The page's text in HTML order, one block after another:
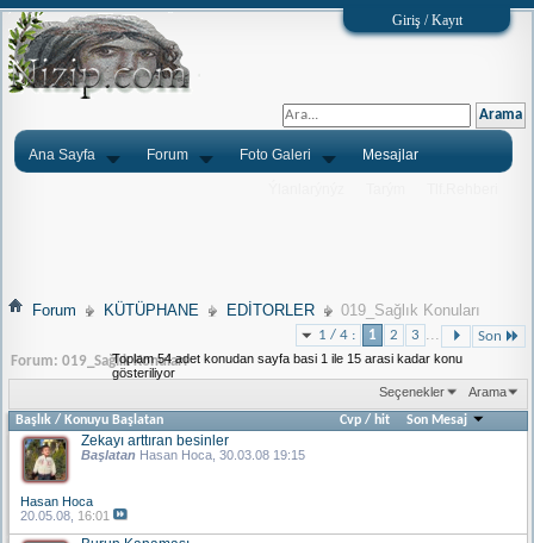
Giriş / Kayıt
Ana Sayfa Forum Foto Galeri Mesajlar
Forum KÜTÜPHANE EDİTORLER 019_Sağlık Konuları
1 / 4 : 1 2 3 ... Son
Toplam 54 adet konudan sayfa basi 1 ile 15 arasi kadar konu
gösteriliyor
Forum: 019_Sağlık Konuları
Seçenekler Arama
Başlık / Konuyu Başlatan Cvp /hit Son Mesaj
Zekayı arttıran besinler
Başlatan Hasan Hoca, 30.03.08 19:15
Hasan Hoca
20.05.08, 16:01